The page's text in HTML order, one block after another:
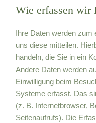
Wie erfassen wir
Ihre Daten werden
uns diese mitteilen.
handeln, die Sie in ein
Andere Daten werden
Einwilligung beim
Systeme erfasst. Das
(z. B. Internetbrowser,
Seitenaufrufs). Die